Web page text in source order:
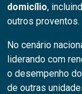
domicílio,
outros proventos.
No cenário
liderando com
o desempenho
de outras